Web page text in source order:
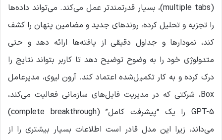
(multiple tabs)، بسیار قدرتمندتر عمل می‌کند. می‌تواند داده‌ها
را تجزیه و تحلیل کرده، روندهای جدید و مضامین پنهان را کشف
کند، نمودارها و جداول دقیقی از یافته‌ها ارائه دهد و حتی
متدولوژی خود را به وضوح توضیح دهد تا کاربر بتواند نتایج را
درک کرده و به کار تکمیل‌شده اعتماد کند. آرون لیوی، مدیرعامل
Box، شرکتی که در مدیریت فایل‌های سازمانی فعالیت می‌کند،
GPT-5 را یک “پیشرفت کامل” (complete breakthrough)
می‌داند، زیرا این مدل قادر است اطلاعات بسیار بیشتری را از